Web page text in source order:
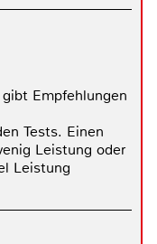
Empfehlungen
Tests. Einen
Leistung oder
Leistung